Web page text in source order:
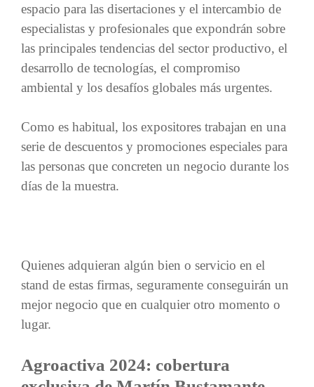
espacio para las disertaciones y el intercambio de
especialistas y profesionales que expondrán sobre
las principales tendencias del sector productivo, el
desarrollo de tecnologías, el compromiso
ambiental y los desafíos globales más urgentes.
Como es habitual, los expositores trabajan en una
serie de descuentos y promociones especiales para
las personas que concreten un negocio durante los
días de la muestra.
Quienes adquieran algún bien o servicio en el
stand de estas firmas, seguramente conseguirán un
mejor negocio que en cualquier otro momento o
lugar.
Agroactiva 2024: cobertura